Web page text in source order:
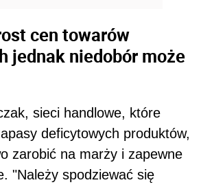
cen towarów
jednak niedobór może
sieci handlowe, które
deficytowych produktów,
zarobić na marży i zapewne
"Należy spodziewać się